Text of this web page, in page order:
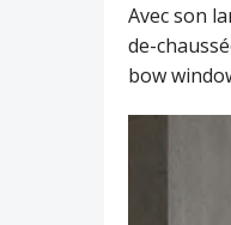
Avec son
de-
bow